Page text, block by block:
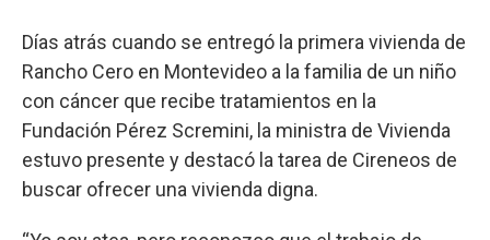
Días atrás cuando se entregó la primera vivienda de
Rancho Cero en Montevideo a la familia de un niño
con cáncer que recibe tratamientos en la
Fundación Pérez Scremini, la ministra de Vivienda
estuvo presente y destacó la tarea de Cireneos de
buscar ofrecer una vivienda digna.